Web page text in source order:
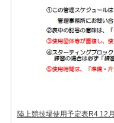
陸上競技場使用予定表R4.12月